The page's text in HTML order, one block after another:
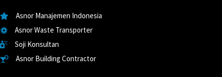
Asnor Manajemen Indonesia
Asnor Waste Transporter
Soji Konsultan
Asnor Building Contractor